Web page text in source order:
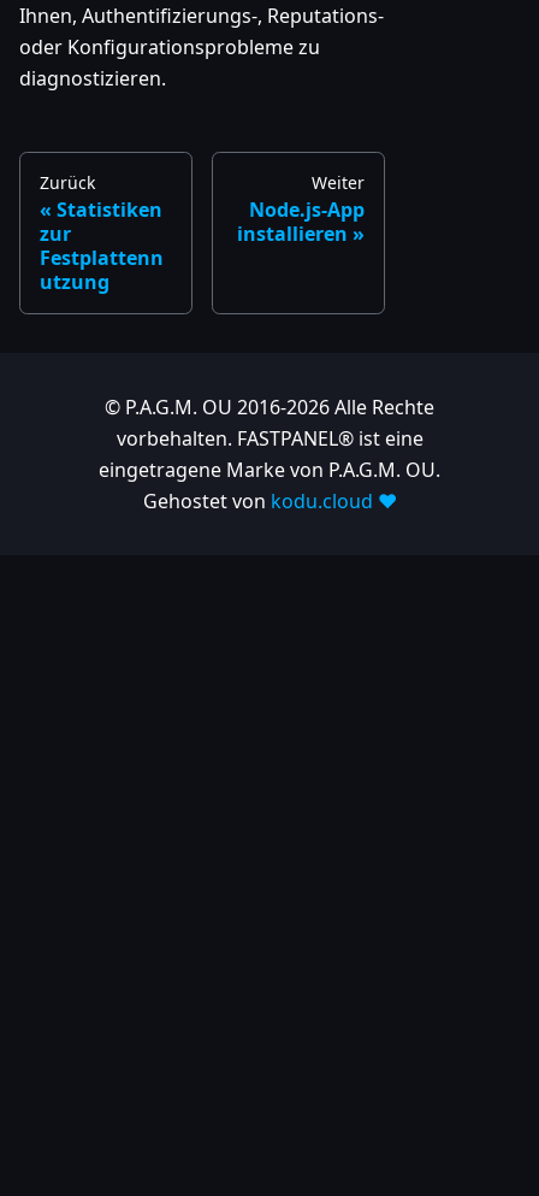
Ihnen, Authentifizierungs-, Reputations-
oder Konfigurationsprobleme zu
diagnostizieren.
Zurück
Statistiken
zur
Festplattenn
utzung
Weiter
Node.js-App
installieren
© P.A.G.M. OU 2016-2026 Alle Rechte
vorbehalten. FASTPANEL® ist eine
eingetragene Marke von P.A.G.M. OU.
Gehostet von kodu.cloud ❤️